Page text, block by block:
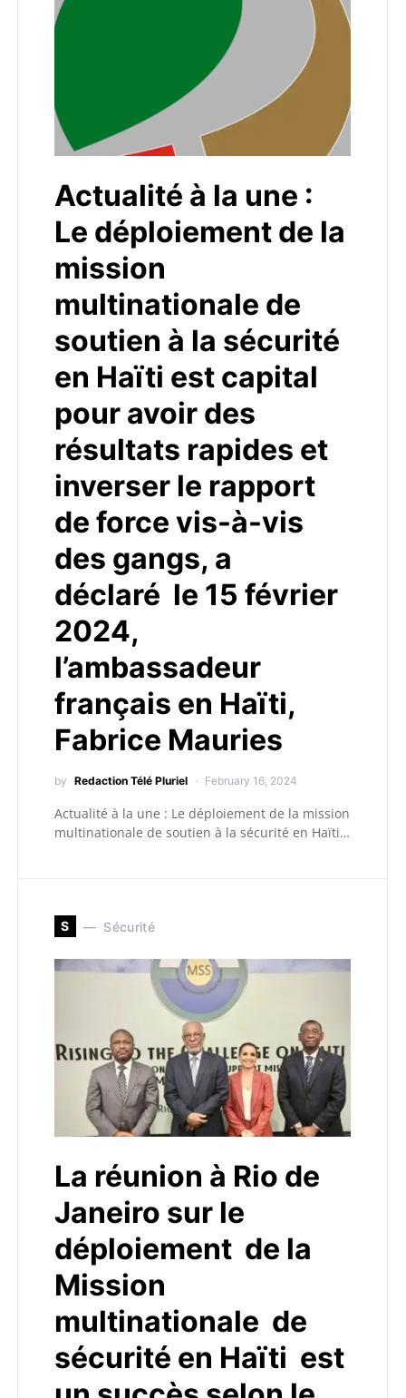
Actualité à la une :
Le déploiement de la
mission
multinationale de
soutien à la sécurité
en Haïti est capital
pour avoir des
résultats rapides et
inverser le rapport
de force vis-à-vis
des gangs, a
déclaré le 15 février
2024,
l’ambassadeur
français en Haïti,
Fabrice Mauries
by Redaction Télé Pluriel February 16, 2024
Actualité à la une : Le déploiement de la mission
multinationale de soutien à la sécurité en Haïti…
S Sécurité
La réunion à Rio de
Janeiro sur le
déploiement de la
Mission
multinationale de
sécurité en Haïti est